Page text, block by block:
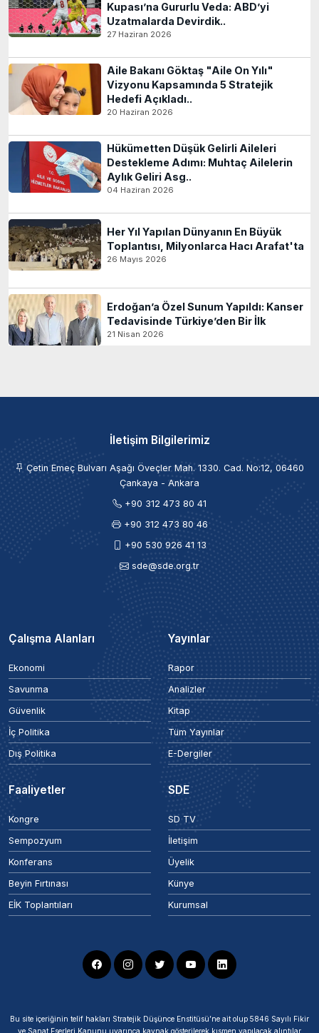
Kupası’na Gururlu Veda: ABD’yi
Uzatmalarda Devirdik..
27 Haziran 2026
Aile Bakanı Göktaş "Aile On Yılı"
Vizyonu Kapsamında 5 Stratejik
Hedefi Açıkladı..
20 Haziran 2026
Hükümetten Düşük Gelirli Aileleri
Destekleme Adımı: Muhtaç Ailelerin
Aylık Geliri Asg..
04 Haziran 2026
Her Yıl Yapılan Dünyanın En Büyük
Toplantısı, Milyonlarca Hacı Arafat'ta
26 Mayıs 2026
Erdoğan’a Özel Sunum Yapıldı: Kanser
Tedavisinde Türkiye’den Bir İlk
21 Nisan 2026
İletişim Bilgilerimiz
Çetin Emeç Bulvarı Aşağı Öveçler Mah. 1330. Cad. No:12, 06460
Çankaya - Ankara
+90 312 473 80 41
+90 312 473 80 46
+90 530 926 41 13
sde@sde.org.tr
Çalışma Alanları
Ekonomi
Savunma
Güvenlik
İç Politika
Dış Politika
Yayınlar
Rapor
Analizler
Kitap
Tüm Yayınlar
E-Dergiler
Faaliyetler
Kongre
Sempozyum
Konferans
Beyin Fırtınası
EİK Toplantıları
SDE
SD TV
İletişim
Üyelik
Künye
Kurumsal
Bu site içeriğinin telif hakları Stratejik Düşünce Enstitüsü’ne ait olup 5846 Sayılı Fikir
ve Sanat Eserleri Kanunu uyarınca kaynak gösterilerek kısmen yapılacak alıntılar